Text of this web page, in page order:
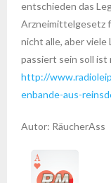
entschieden das
Arzneimittelgesetz
nicht alle, aber viele
passiert sein soll ist
http://
enbande-aus-
Autor: RäucherAss